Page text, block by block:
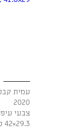
עמית
2020
צבעי
29.3×42 ס"מ